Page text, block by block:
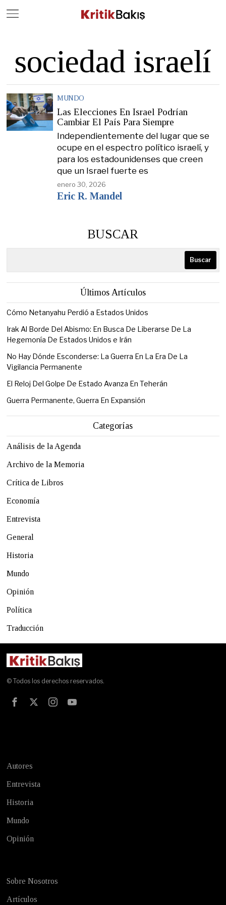
sociedad israelí
MUNDO
Las Elecciones En Israel Podrían
Cambiar El País Para Siempre
Independientemente del lugar que se
ocupe en el espectro político israelí, y
para los estadounidenses que creen
que un Israel fuerte es
enero 30, 2026
Eric R. Mandel
BUSCAR
Buscar
Últimos Artículos
Cómo Netanyahu Perdió a Estados Unidos
Irak Al Borde Del Abismo: En Busca De Liberarse De La
Hegemonía De Estados Unidos e Irán
No Hay Dónde Esconderse: La Guerra En La Era De La
Vigilancia Permanente
El Reloj Del Golpe De Estado Avanza En Teherán
Guerra Permanente, Guerra En Expansión
Categorías
Análisis de la Agenda
Archivo de la Memoria
Crítica de Libros
Economía
Entrevista
General
Historia
Mundo
Opinión
Política
Traducción
© Todos los derechos reservados.
Autores
Entrevista
Historia
Mundo
Opinión
Sobre Nosotros
Artículos